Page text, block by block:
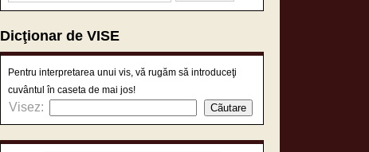
Dicţionar de VISE
Pentru interpretarea unui vis, vă rugăm să introduceţi
cuvântul în caseta de mai jos!
Visez: